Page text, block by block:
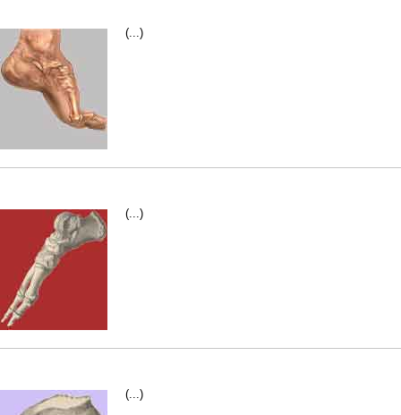
(...)
(...)
(...)